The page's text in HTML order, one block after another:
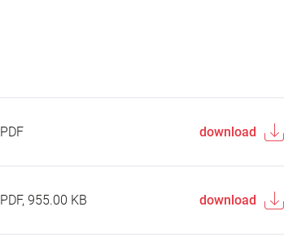
PDF download
PDF, 955.00 KB download